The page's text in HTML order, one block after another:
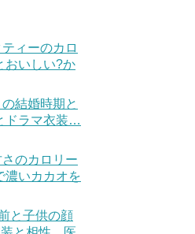
ィーのカロ
おいしい?か
結婚時期と
ドラマ衣装…
のカロリー
濃いカカオを
と子供の顔